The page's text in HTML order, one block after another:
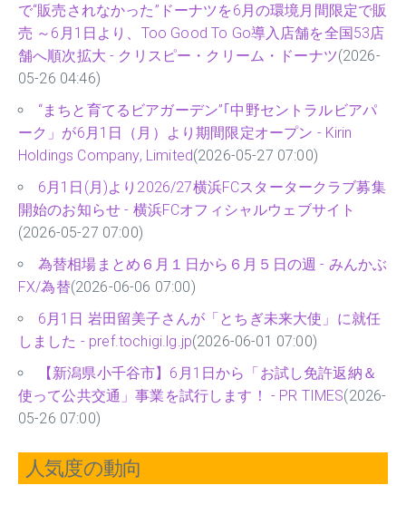
で“販売されなかった”ドーナツを6月の環境月間限定で販
売 ～6月1日より、Too Good To Go導入店舗を全国53店
舗へ順次拡大 - クリスピー・クリーム・ドーナツ(2026-
05-26 04:46)
“まちと育てるビアガーデン”｢中野セントラルビアパ
ーク」が6月1日（月）より期間限定オープン - Kirin
Holdings Company, Limited(2026-05-27 07:00)
6月1日(月)より2026/27横浜FCスタータークラブ募集
開始のお知らせ - 横浜FCオフィシャルウェブサイト
(2026-05-27 07:00)
為替相場まとめ６月１日から６月５日の週 - みんかぶ
FX/為替(2026-06-06 07:00)
6月1日 岩田留美子さんが「とちぎ未来大使」に就任
しました - pref.tochigi.lg.jp(2026-06-01 07:00)
【新潟県小千谷市】6月1日から「お試し免許返納＆
使って公共交通」事業を試行します！ - PR TIMES(2026-
05-26 07:00)
人気度の動向